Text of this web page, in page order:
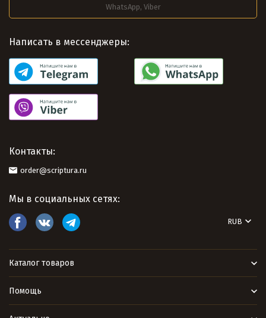
WhatsApp, Viber
Написать в мессенджеры:
Контакты:
order@scriptura.ru
Мы в социальных сетях:
RUB
Каталог товаров
Помощь